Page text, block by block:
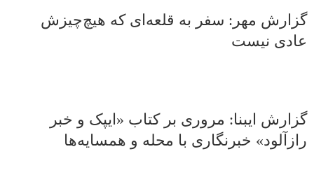
گزارش مهر: سفر به قلعه‌ای که هیچ‌چیزش
عادی نیست
گزارش ایبنا: مروری بر کتاب «ایپک و خبر
رازآلود» خبرنگاری با محله و همسایه‌ها